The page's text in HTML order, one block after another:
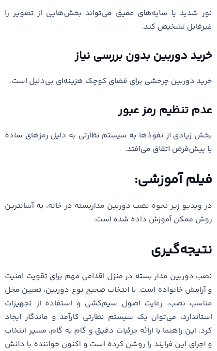
نور شدید یا سایه‌های عمیق می‌تواند بخش‌هایی از تصویر را
غیرقابل تشخیص کند.
خرید دوربین بدون بررسی نیاز
خرید دوربین چرخشی برای فضای کوچک هزینه‌ای بی‌دلیل است.
عدم تنظیم رمز عبور
بخش زیادی از نفوذها به سیستم نظارتی به دلیل رمزهای ساده
یا پیش‌فرض اتفاق می‌افتد.
فیلم آموزشی:
در ویدیو زیر نحوه نصب دوربین مداربسته در خانه، به آسانترین
روش ممکن آموزش داده شده است:
نتیجه‌گیری
نصب دوربین مدار بسته در منزل اقدامی مهم برای تقویت امنیت
و آرامش خانواده است. با انتخاب صحیح نوع دوربین، تعیین محل
مناسب نصب، رعایت اصول سیم‌کشی و استفاده از تجهیزات
استاندارد، می‌توان یک سیستم نظارتی کارآمد و ماندگار ایجاد
کرد. این راهنما با ارائه جزئیات دقیق و گام به گام، مسیر انتخاب
و اجرای این فرایند را روشن کرده است و اکنون خواننده با دانش